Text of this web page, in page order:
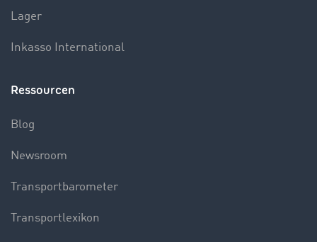
Lager
Inkasso International
Ressourcen
Blog
Newsroom
Transportbarometer
Transportlexikon